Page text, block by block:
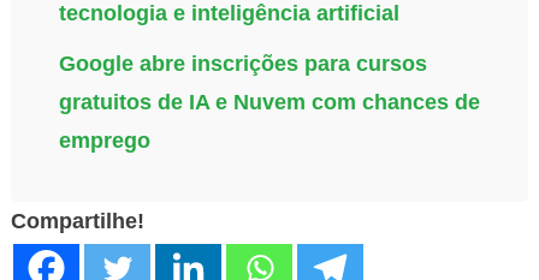
tecnologia e inteligência artificial
Google abre inscrições para cursos
gratuitos de IA e Nuvem com chances de
emprego
Compartilhe!